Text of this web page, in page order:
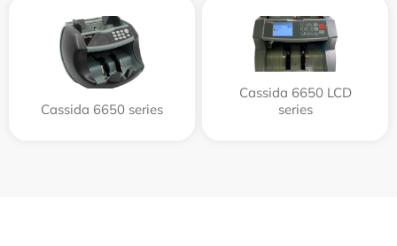
Cassida 6650 series
Cassida 6650 LCD
series